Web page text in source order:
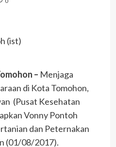
(ist)
– Menjaga
di Kota Tomohon,
(Pusat Kesehatan
Vonny Pontoh
dan Peternakan
(01/08/2017).